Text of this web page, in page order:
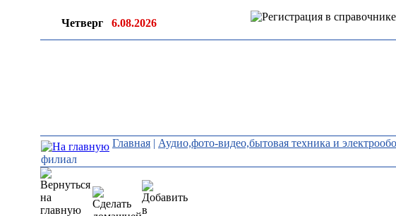
Четверг 6.08.2026
Главная | Аудио,фото-видео,бытовая техника и
филиал